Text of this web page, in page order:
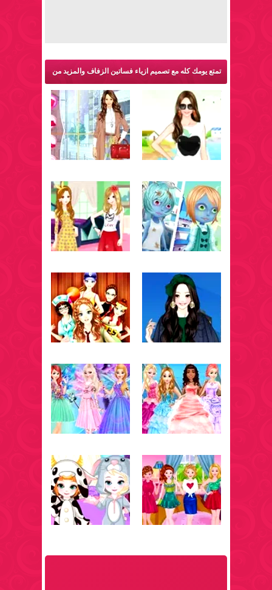
تمتع يومك كله مع تصميم ازياء فساتين الزفاف والمزيد من
ألعاب تلبيس: